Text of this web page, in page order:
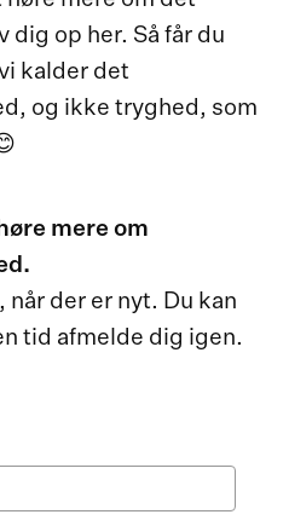
dig op her. Så får du
kalder det
og ikke tryghed, som
mere om
der er nyt. Du kan
tid afmelde dig igen.